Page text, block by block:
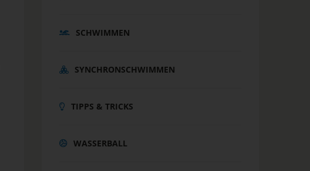
SCHWIMMEN
SYNCHRONSCHWIMMEN
TIPPS & TRICKS
WASSERBALL